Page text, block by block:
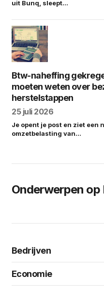
uit Bunq, sleept…
Btw-naheffing
moeten weten over
herstelstappen
25 juli 2026
Je opent je post en ziet een
omzetbelasting van…
Onderwerpen op
Bedrijven
Economie